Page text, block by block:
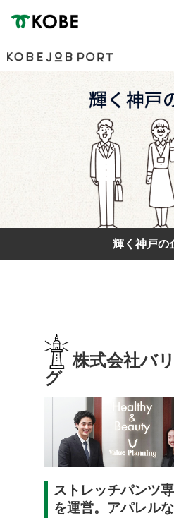
お探しの情報はこちら
Home
学生・就職
求職中
女性の
高齢者の
輝く神戸の
株式会社バ
グ
ストレッチパンツ
を運営。アパレル